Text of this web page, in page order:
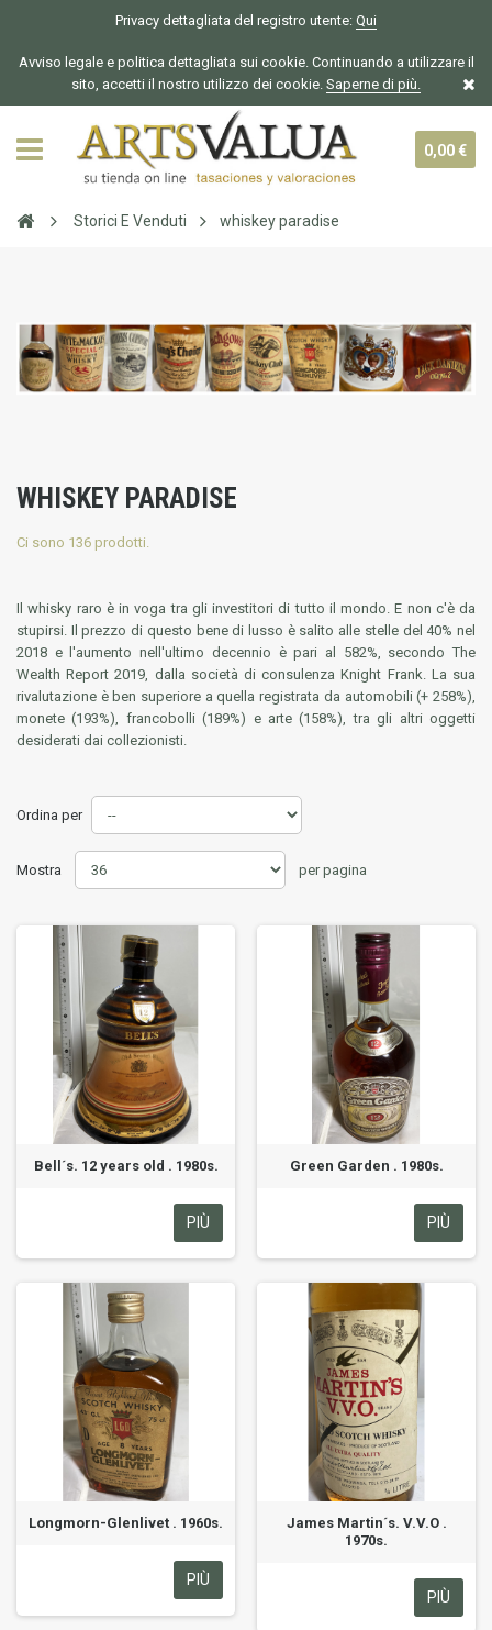
Privacy dettagliata del registro utente: Qui
Avviso legale e politica dettagliata sui cookie. Continuando a utilizzare il
sito, accetti il nostro utilizzo dei cookie. Saperne di più.
0,00 €
Storici E Venduti whiskey paradise
WHISKEY PARADISE
Ci sono 136 prodotti.
Il whisky raro è in voga tra gli investitori di tutto il mondo. E non c'è da
stupirsi. Il prezzo di questo bene di lusso è salito alle stelle del 40% nel
2018 e l'aumento nell'ultimo decennio è pari al 582%, secondo The
Wealth Report 2019, dalla società di consulenza Knight Frank. La sua
rivalutazione è ben superiore a quella registrata da automobili (+ 258%),
monete (193%), francobolli (189%) e arte (158%), tra gli altri oggetti
desiderati dai collezionisti.
Ordina per
Mostra per pagina
Bell´s. 12 years old . 1980s.
PIÙ
Green Garden . 1980s.
PIÙ
Longmorn-Glenlivet . 1960s.
PIÙ
James Martin´s. V.V.O .
1970s.
PIÙ